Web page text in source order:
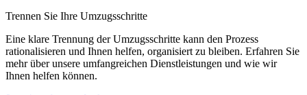
Trennen Sie Ihre Umzugsschritte
Eine klare Trennung der Umzugsschritte kann den Prozess
rationalisieren und Ihnen helfen, organisiert zu bleiben. Erfahren Sie
mehr über unsere umfangreichen Dienstleistungen und wie wir
Ihnen helfen können.